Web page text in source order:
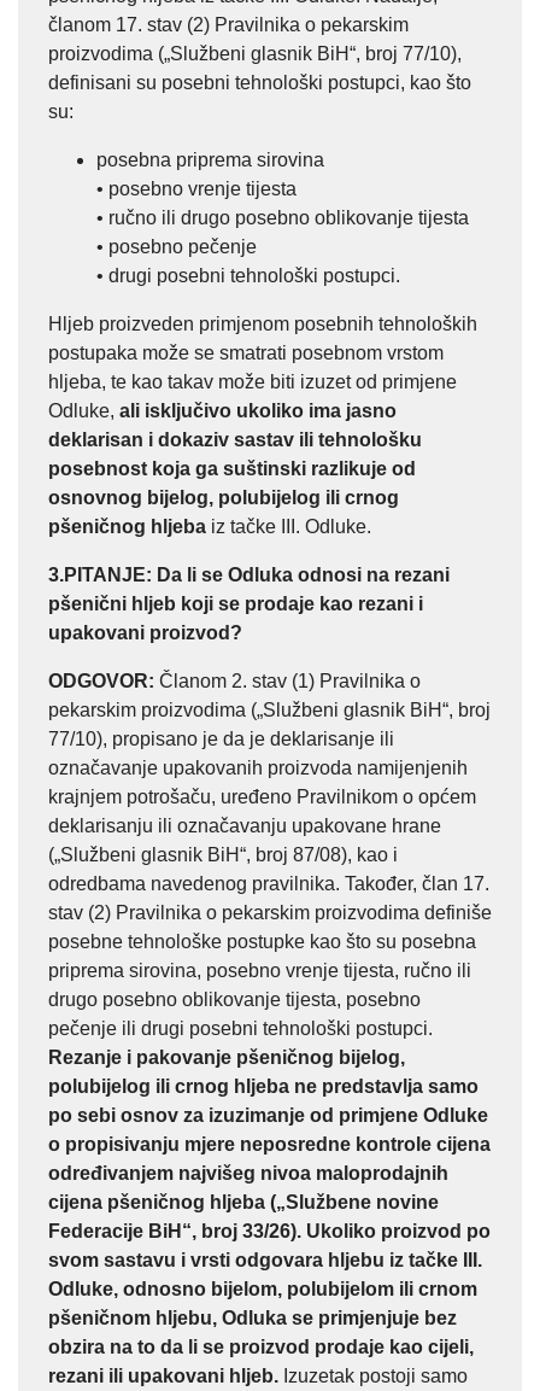
članom 17. stav (2) Pravilnika o pekarskim
proizvodima („Službeni glasnik BiH“, broj 77/10),
definisani su posebni tehnološki postupci, kao što
su:
posebna priprema sirovina
• posebno vrenje tijesta
• ručno ili drugo posebno oblikovanje tijesta
• posebno pečenje
• drugi posebni tehnološki postupci.
Hljeb proizveden primjenom posebnih tehnoloških
postupaka može se smatrati posebnom vrstom
hljeba, te kao takav može biti izuzet od primjene
Odluke, ali isključivo ukoliko ima jasno
deklarisan i dokaziv sastav ili tehnološku
posebnost koja ga suštinski razlikuje od
osnovnog bijelog, polubijelog ili crnog
pšeničnog hljeba iz tačke III. Odluke.
3.PITANJE: Da li se Odluka odnosi na rezani
pšenični hljeb koji se prodaje kao rezani i
upakovani proizvod?
ODGOVOR: Članom 2. stav (1) Pravilnika o
pekarskim proizvodima („Službeni glasnik BiH“, broj
77/10), propisano je da je deklarisanje ili
označavanje upakovanih proizvoda namijenjenih
krajnjem potrošaču, uređeno Pravilnikom o općem
deklarisanju ili označavanju upakovane hrane
(„Službeni glasnik BiH“, broj 87/08), kao i
odredbama navedenog pravilnika. Također, član 17.
stav (2) Pravilnika o pekarskim proizvodima definiše
posebne tehnološke postupke kao što su posebna
priprema sirovina, posebno vrenje tijesta, ručno ili
drugo posebno oblikovanje tijesta, posebno
pečenje ili drugi posebni tehnološki postupci.
Rezanje i pakovanje pšeničnog bijelog,
polubijelog ili crnog hljeba ne predstavlja samo
po sebi osnov za izuzimanje od primjene Odluke
o propisivanju mjere neposredne kontrole cijena
određivanjem najvišeg nivoa maloprodajnih
cijena pšeničnog hljeba („Službene novine
Federacije BiH“, broj 33/26). Ukoliko proizvod po
svom sastavu i vrsti odgovara hljebu iz tačke III.
Odluke, odnosno bijelom, polubijelom ili crnom
pšeničnom hljebu, Odluka se primjenjuje bez
obzira na to da li se proizvod prodaje kao cijeli,
rezani ili upakovani hljeb. Izuzetak postoji samo